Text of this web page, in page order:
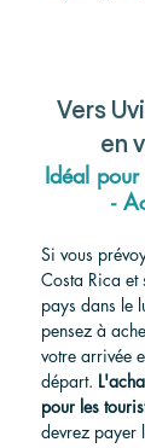
Vers
en
Idéal
-
Si vous
Costa Rica
pays dans le
pensez à
votre arrivée
départ.
pour les
devrez payer